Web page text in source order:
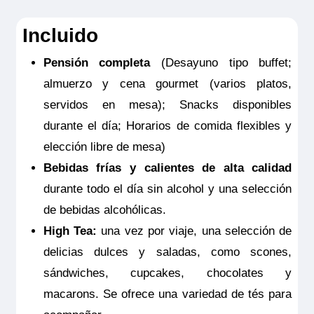
Reservar
Junior Suite doble estándar ubicada en puente intermedia
con balcón francés. Camarotes exteriores perfectamente
equipados con TV de pantalla plana, minibar incluido,
productos de belleza de RITUALS®, secador de pelo, caja
fuerte, aire acondicionado, ducha y WC.
Ocupación máxima
2
Categoría
Premium
MS Viva Tiara
Junior Suite Ruby
4.375€
Reservar
Junior Suite doble estándar ubicada en puente intermedia
con balcón francés. Camarotes exteriores perfectamente
equipados con TV de pantalla plana, minibar incluido,
productos de belleza de RITUALS®, secador de pelo, caja
fuerte, aire acondicionado, ducha y WC.
19m2
Ocupación máxima
válido para clientes residentes en España
y deberá ser contratado y pagado en el
momento de la confirmación del viaje. Las
coberturas del seguro son válidas
solamente para los servicios contratados
en la propia agencia donde se emitió el
seguro.
Incluido
Pensión completa (Desayuno tipo buffet;
almuerzo y cena gourmet (varios platos,
servidos en mesa); Snacks disponibles
durante el día; Horarios de comida flexibles y
elección libre de mesa)
Bebidas frías y calientes de alta calidad
durante todo el día sin alcohol y una selección
de bebidas alcohólicas.
High Tea: una vez por viaje, una selección de
delicias dulces y saladas, como scones,
sándwiches, cupcakes, chocolates y
macarons. Se ofrece una variedad de tés para